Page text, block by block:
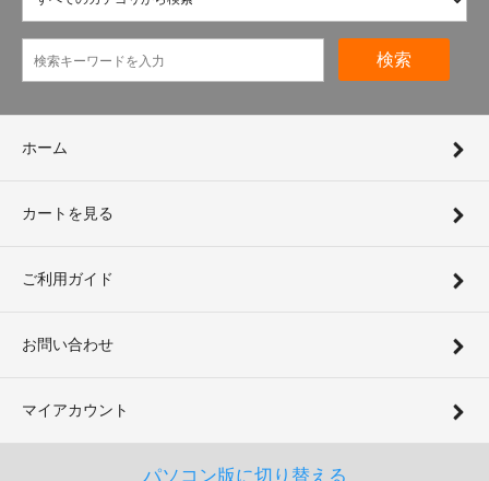
検索
ホーム
カートを見る
ご利用ガイド
お問い合わせ
マイアカウント
パソコン版に切り替える